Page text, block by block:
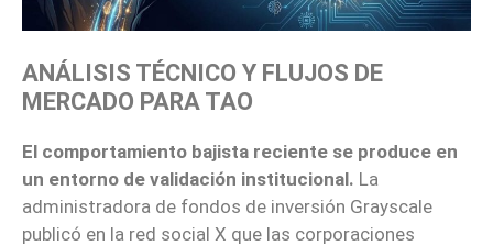
ANÁLISIS TÉCNICO Y FLUJOS DE
MERCADO PARA TAO
El comportamiento bajista reciente se produce en
un entorno de validación institucional. La
administradora de fondos de inversión Grayscale
publicó en la red social X que las corporaciones